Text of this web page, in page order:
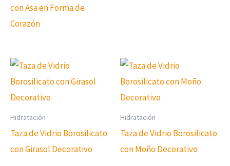
con Asa en Forma de
Corazón
Hidratación
Taza de Vidrio Borosilicato
con Girasol Decorativo
Hidratación
Taza de Vidrio Borosilicato
con Moño Decorativo